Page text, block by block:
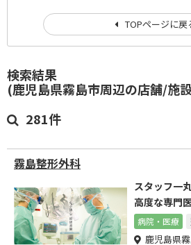
検索結果
(鹿児島県霧島市周辺の店舗/施設
281件
霧島整形外科
スタッフ一
高度な専門
病院・医療
鹿児島県
TOPページに戻